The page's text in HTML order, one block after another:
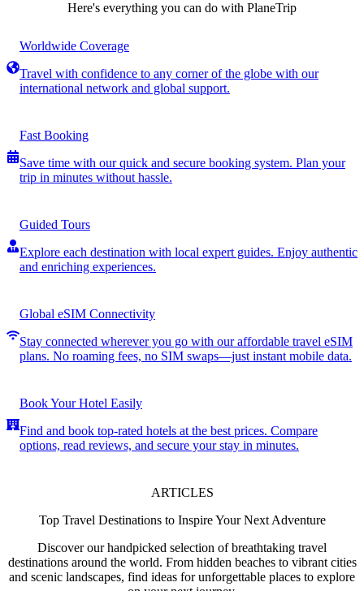
Here's everything you can do with PlaneTrip
Worldwide Coverage
Travel with confidence to any corner of the globe with our
international network and global support.
Fast Booking
Save time with our quick and secure booking system. Plan your
trip in minutes without hassle.
Guided Tours
Explore each destination with local expert guides. Enjoy authentic
and enriching experiences.
Global eSIM Connectivity
Stay connected wherever you go with our affordable travel eSIM
plans. No roaming fees, no SIM swaps—just instant mobile data.
Book Your Hotel Easily
Find and book top-rated hotels at the best prices. Compare
options, read reviews, and secure your stay in minutes.
ARTICLES
Top Travel Destinations to Inspire Your Next Adventure
Discover our handpicked selection of breathtaking travel
destinations around the world. From hidden beaches to vibrant cities
and scenic landscapes, find ideas for unforgettable places to explore